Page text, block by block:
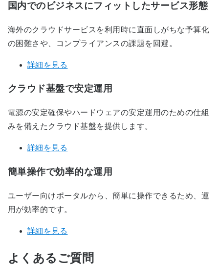
国内でのビジネスにフィットしたサービス形態
海外のクラウドサービスを利用時に直面しがちな予算化
の困難さや、コンプライアンスの課題を回避。
詳細を見る
クラウド基盤で安定運用
電源の安定確保やハードウェアの安定運用のための仕組
みを備えたクラウド基盤を提供します。
詳細を見る
簡単操作で効率的な運用
ユーザー向けポータルから、簡単に操作できるため、運
用が効率的です。
詳細を見る
よくあるご質問